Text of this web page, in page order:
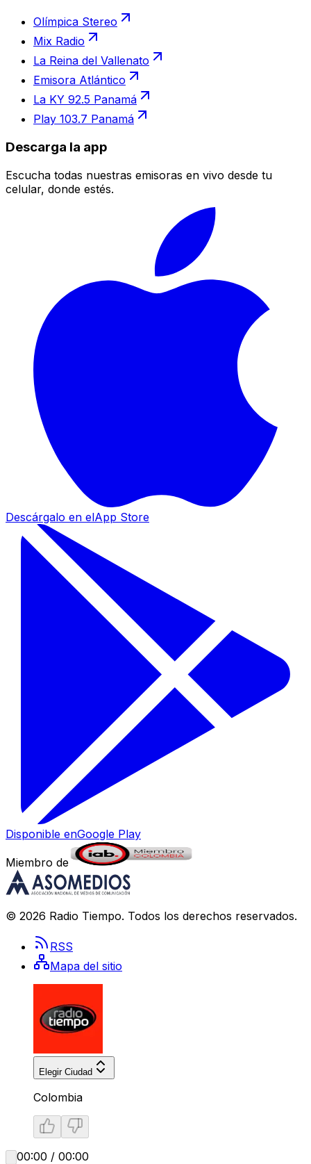
Olímpica Stereo
Mix Radio
La Reina del Vallenato
Emisora Atlántico
La KY 92.5 Panamá
Play 103.7 Panamá
Descarga la app
Escucha todas nuestras emisoras en vivo desde tu
celular, donde estés.
Descárgalo en elApp Store
Disponible enGoogle Play
Miembro de
© 2026 Radio Tiempo. Todos los derechos reservados.
RSS
Mapa del sitio
Elegir Ciudad
Colombia
00:00 / 00:00